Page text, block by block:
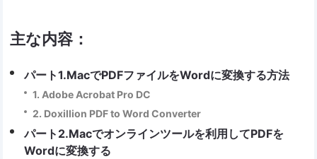
主な内容：
パート1.MacでPDFファイルをWordに変換する方法
1. Adobe Acrobat Pro DC
2. Doxillion PDF to Word Converter
パート2.Macでオンラインツールを利用してPDFを
Wordに変換する